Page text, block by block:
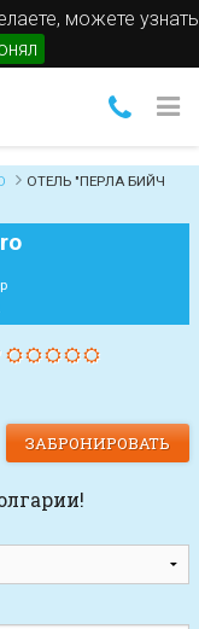
можете узнать
ОТЕЛЬ "ПЕРЛА БИЙЧ
ЗАБРОНИРОВАТЬ